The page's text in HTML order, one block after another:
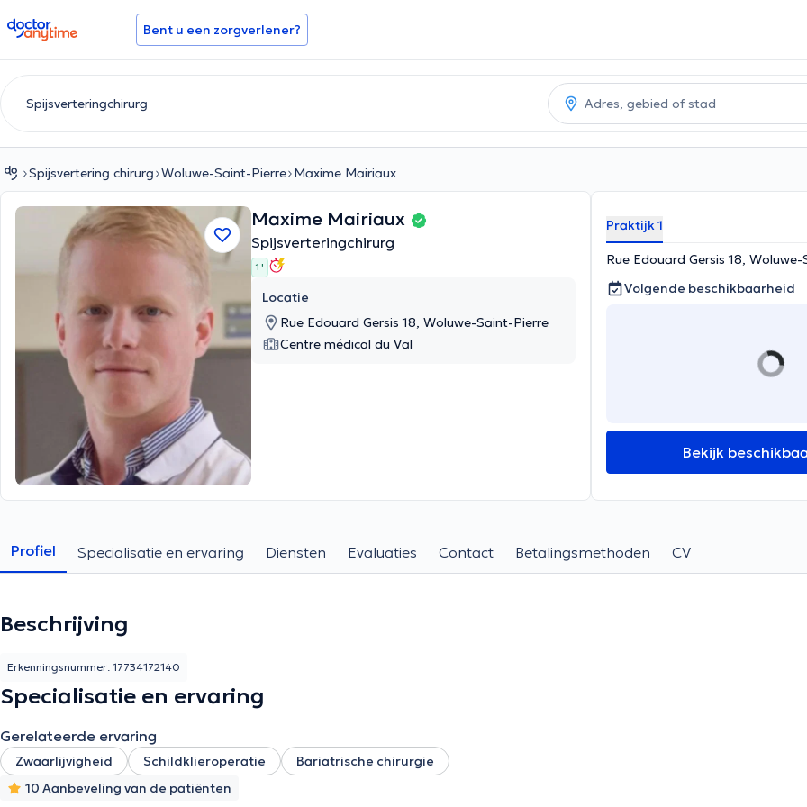
doctoranytime Bent u een zorgverlener?
Spijsvertering chirurg Woluwe-Saint-Pierre Maxime Mairiaux
Maxime Mairiaux
Spijsverteringchirurg
1 '
Locatie
Rue Edouard Gersis 18, Woluwe-Saint-Pierre
Centre médical du Val
Praktijk 1
Rue Edouard Gersis 18,
Volgende beschikbaarheid
Bekijk
Profiel Specialisatie en ervaring Diensten Evaluaties Contact Betalingsmethoden CV
Beschrijving
Erkenningsnummer: 17734172140
Specialisatie en ervaring
Gerelateerde ervaring
Zwaarlijvigheid Schildklieroperatie
Bariatrische chirurgie
10 Aanbeveling van de patiënten